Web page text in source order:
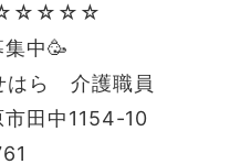
集中🥳
はら 介護職員
田中1154-10